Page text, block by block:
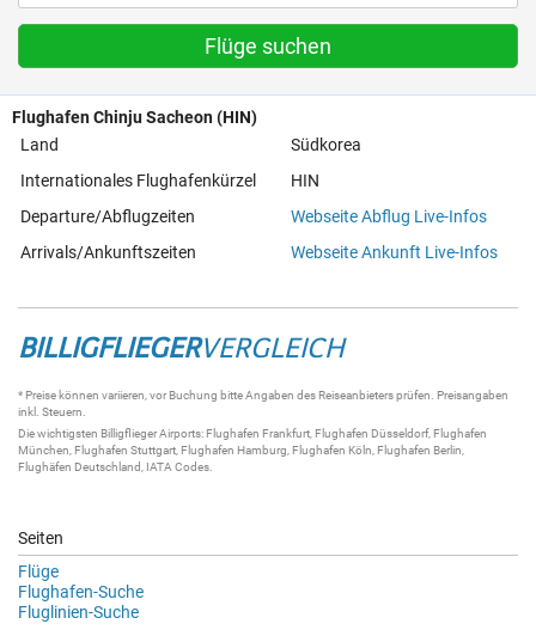
Flüge suchen
Flughafen Chinju Sacheon (HIN)
Land
Südkorea
Internationales Flughafenkürzel
HIN
Departure/Abflugzeiten
Webseite Abflug Live-Infos
Arrivals/Ankunftszeiten
Webseite Ankunft Live-Infos
BILLIGFLIEGERVERGLEICH
* Preise können variieren, vor Buchung bitte Angaben des Reiseanbieters prüfen. Preisangaben
inkl. Steuern.
Die wichtigsten BilligfliegerAirports: Flughafen Frankfurt Flughafen Düsseldorf, Flughafen
München Flughafen Stuttgart Flughafen Hamburg Flughafen Köln Flughafen Berlin
Flughäfen Deutschland
IATA Codes
Seiten
Flüge
Flughafen-Suche
Fluglinien-Suche